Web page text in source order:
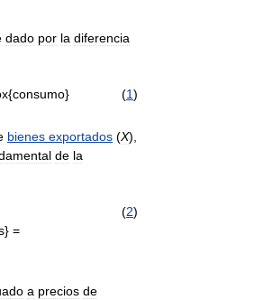
dado por la diferencia
(1)
bienes exportados (X),
de la
(2)
a precios de